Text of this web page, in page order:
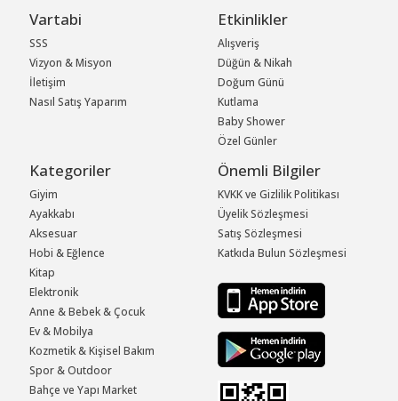
Vartabi
SSS
Vizyon & Misyon
İletişim
Nasıl Satış Yaparım
Etkinlikler
Alışveriş
Düğün & Nikah
Doğum Günü
Kutlama
Baby Shower
Özel Günler
Kategoriler
Giyim
Ayakkabı
Aksesuar
Hobi & Eğlence
Kitap
Elektronik
Anne & Bebek & Çocuk
Ev & Mobilya
Kozmetik & Kişisel Bakım
Spor & Outdoor
Bahçe ve Yapı Market
Önemli Bilgiler
KVKK ve Gizlilik Politikası
Üyelik Sözleşmesi
Satış Sözleşmesi
Katkıda Bulun Sözleşmesi